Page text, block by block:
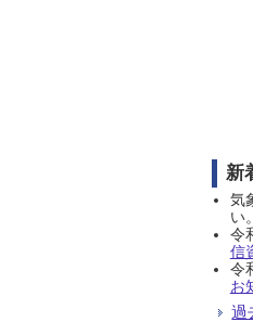
新
気
い
令
信
令
お
過